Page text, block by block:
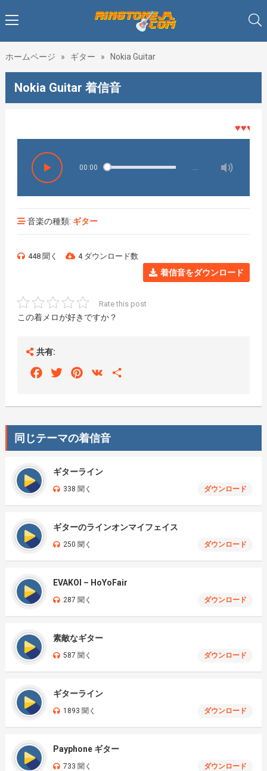
ホームページ » ギター » Nokia Guitar
Nokia Guitar 着信音
♥♥♥着メ
00:00
音楽の種類: ギター
448 聞く 4 ダウンロード数
着信音をダウンロード
Rate this post
この着メロが好きですか？
共有:
FacebookTwitterPinterest
VK
同じテーマの着信音
ギターライン
338 聞く ダウンロード
ギターのラインオンマイフェイス
250 聞く ダウンロード
EVAKOI – HoYoFair
287 聞く ダウンロード
素敵なギター
587 聞く ダウンロード
ギターライン
1893 聞く ダウンロード
Payphone ギター
733 聞く ダウンロード